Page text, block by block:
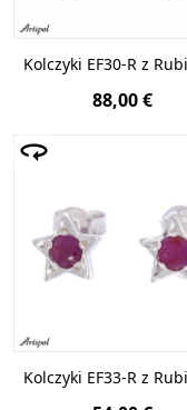
Kolczyki EF30-R z
88,00 €
Kolczyki EF33-R z